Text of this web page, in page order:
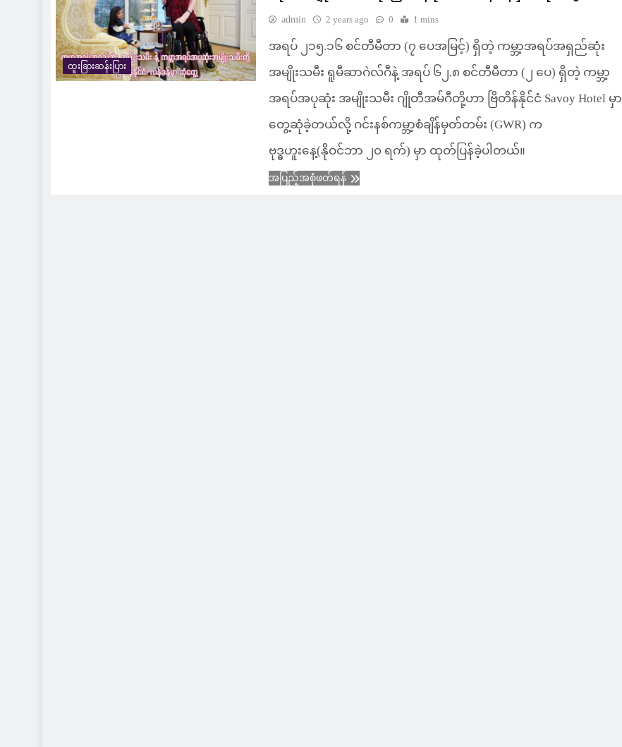
ထူးခြားဆန်းပြား
admin 2 years ago 0 1 mins
အရပ် ၂၁၅.၁၆ စင်တီမီတာ (၇ ပေအမြင့်) ရှိတဲ့ ကမ္ဘာ့အရပ်အရှည်ဆုံး
အမျိုးသမီး ရူမီဆာဂဲလ်ဂီနဲ့ အရပ် ၆၂.၈ စင်တီမီတာ (၂ ပေ) ရှိတဲ့ ကမ္ဘာ့
အရပ်အပုဆုံး အမျိုးသမီး ဂျိုတီအမ်ဂီတို့ဟာ ဗြိတိန်နိုင်ငံ Savoy Hotel မှာ
တွေ့ဆုံခဲ့တယ်လို့ ဂင်းနစ်ကမ္ဘာ့စံချိန်မှတ်တမ်း (GWR) က
ဗုဒ္ဓဟူးနေ့(နိုဝင်ဘာ ၂၀ ရက်) မှာ ထုတ်ပြန်ခဲ့ပါတယ်။
အပြည့်အစုံဖတ်ရန်